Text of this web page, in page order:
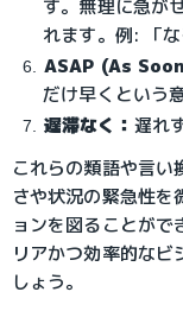
す。無理に急が
れます。例: 「
ASAP (As
だけ早くという
遅滞なく： 遅れ
これらの類語や言い
さや状況の緊急性を
ョンを図ることがで
リアかつ効率的な
しょう。